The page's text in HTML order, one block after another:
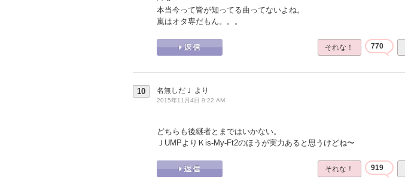
本当今って皆が知ってる曲ってないよね。
嵐はオタ専だもん。。。
それな！ 770
10 名無しだＪ より
2015年11月4日 9:22 AM
どちらも後継者とまではいかない。
ＪUMPよりＫis-My-Ft2のほうが実力あると思うけどね〜
それな！ 919